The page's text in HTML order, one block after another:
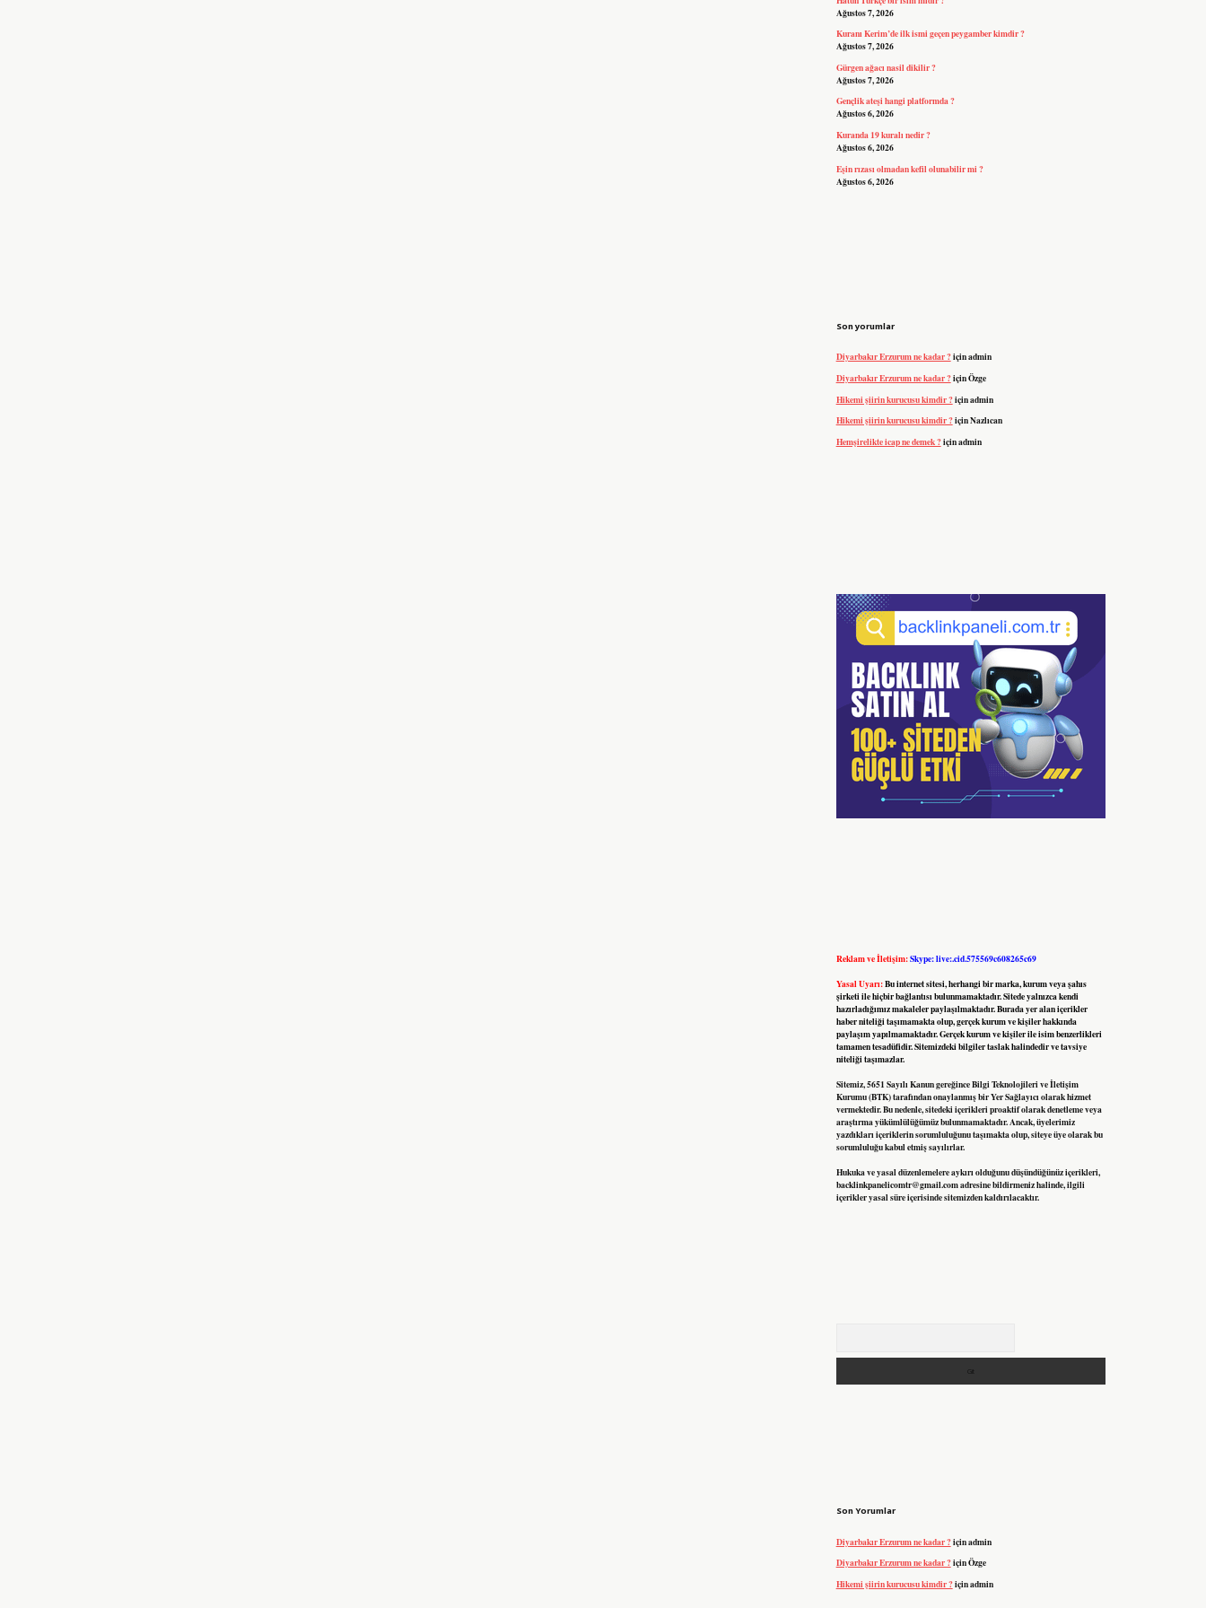
Ağustos 7, 2026
Kuranı Kerim’de ilk ismi geçen peygamber kimdir ?
Ağustos 7, 2026
Gürgen ağacı nasil dikilir ?
Ağustos 7, 2026
Gençlik ateşi hangi platformda ?
Ağustos 6, 2026
Kuranda 19 kuralı nedir ?
Ağustos 6, 2026
Eşin rızası olmadan kefil olunabilir mi ?
Ağustos 6, 2026
Son yorumlar
Diyarbakır Erzurum ne kadar ?içinadmin
Diyarbakır Erzurum ne kadar ?içinÖzge
Hikemi şiirin kurucusu kimdir ?içinadmin
Hikemi şiirin kurucusu kimdir ?içinNazlıcan
Hemşirelikte icap ne demek ?içinadmin
Reklam ve İletişim:Skype: live:.cid.575569c608265c69
Yasal Uyarı:Bu internet sitesi, herhangi bir marka, kurum veya şahıs
şirketi ile hiçbir bağlantısı bulunmamaktadır. Sitede yalnızca kendi
hazırladığımız makaleler paylaşılmaktadır. Burada yer alan içerikler
haber niteliği taşımamakta olup, gerçek kurum ve kişiler hakkında
paylaşım yapılmamaktadır. Gerçek kurum ve kişiler ile isim benzerlikleri
tamamen tesadüfidir. Sitemizdeki bilgiler taslak halindedir ve tavsiye
niteliği taşımazlar.
Sitemiz, 5651 Sayılı Kanun gereğince Bilgi Teknolojileri ve İletişim
Kurumu (BTK) tarafından onaylanmış bir Yer Sağlayıcı olarak hizmet
vermektedir. Bu nedenle, sitedeki içerikleri proaktif olarak denetleme veya
araştırma yükümlülüğümüz bulunmamaktadır. Ancak, üyelerimiz
yazdıkları içeriklerin sorumluluğunu taşımakta olup, siteye üye olarak bu
sorumluluğu kabul etmiş sayılırlar.
Hukuka ve yasal düzenlemelere aykırı olduğunu düşündüğünüz içerikleri,
backlinkpanelicomtr@gmail.comadresine bildirmeniz halinde, ilgili
içerikler yasal süre içerisinde sitemizden kaldırılacaktır.
Son Yorumlar
Diyarbakır Erzurum ne kadar ?içinadmin
Diyarbakır Erzurum ne kadar ?içinÖzge
Hikemi şiirin kurucusu kimdir ?içinadmin